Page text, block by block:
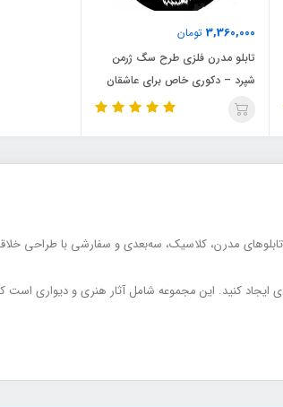
3,360,000 تومان
تابلو مدرن فلزی طرح سگ ژرمن
شپرد – دکوری خاص برای عاشقان
سگ‌ها
مدرن، کلاسیک، سه‌بعدی و سفارشی با طراحی
ایجاد کنید. این مجموعه شامل آثار هنری و دیواری است